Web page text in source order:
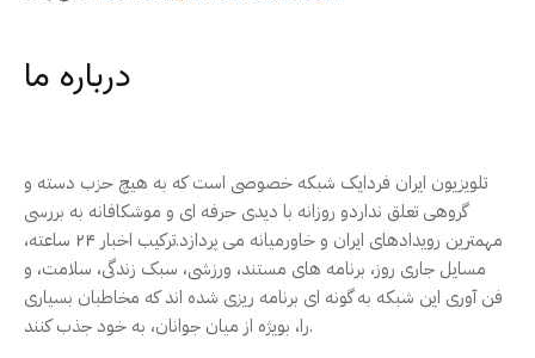
درباره ما
تلویزیون ایران فردایک شبکه خصوصی است که به هیچ حزب دسته و
گروهی تعلق نداردو روزانه با دیدی حرفه ای و موشکافانه به بررسی
مهمترین رویدادهای ایران و خاورمیانه می پردازد.ترکیب اخبار ۲۴ ساعته،
مسایل جاری روز، برنامه های مستند، ورزشی، سبک زندگی، سلامت، و
فن آوری این شبکه به گونه ای برنامه ریزی شده اند که مخاطبان بسیاری
را، بویژه از میان جوانان، به خود جذب کنند.